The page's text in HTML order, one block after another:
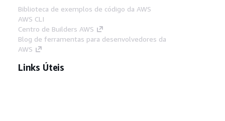
Biblioteca de exemplos de código da AWS
AWS CLI
Centro de Builders AWS
Blog de ferramentas para desenvolvedores da
AWS
Links Úteis